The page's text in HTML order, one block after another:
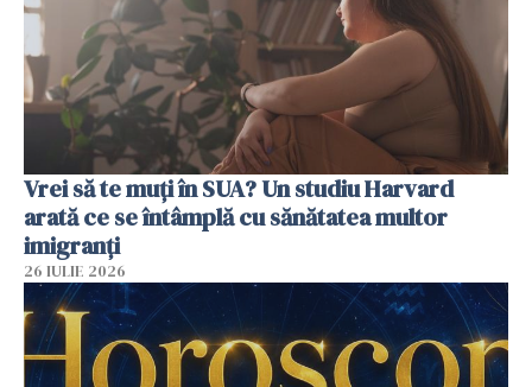
Vrei să te muți în SUA? Un studiu Harvard
arată ce se întâmplă cu sănătatea multor
imigranți
26 IULIE 2026